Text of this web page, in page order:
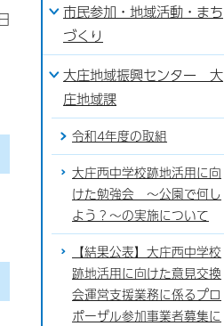
市民参加・地域活動・まち
づくり
大庄地域振興センター 大
庄地域課
令和4年度の取組
大庄西中学校跡地活用に向
けた勉強会 ～公園で何し
よう？～の実施について
【結果公表】大庄西中学校
跡地活用に向けた意見交換
会運営支援業務に係るプロ
ポーザル参加事業者募集に